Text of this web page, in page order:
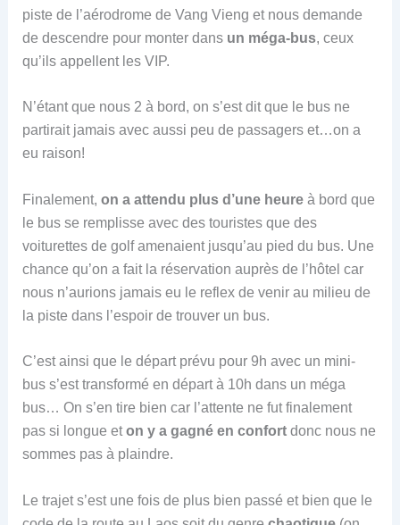
piste de l’aérodrome de Vang Vieng et nous demande
de descendre pour monter dans un méga-bus, ceux
qu’ils appellent les VIP.
N’étant que nous 2 à bord, on s’est dit que le bus ne
partirait jamais avec aussi peu de passagers et…on a
eu raison!
Finalement, on a attendu plus d’une heureà bord que
le bus se remplisse avec des touristes que des
voiturettes de golf amenaient jusqu’au pied du bus. Une
chance qu’on a fait la réservation auprès de l’hôtel car
nous n’aurions jamais eu le reflex de venir au milieu de
la piste dans l’espoir de trouver un bus.
C’est ainsi que le départ prévu pour 9h avec un mini-
bus s’est transformé en départ à 10h dans un méga
bus… On s’en tire bien car l’attente ne fut finalement
pas si longue eton y a gagné en confortdonc nous ne
sommes pas à plaindre.
Le trajet s’est une fois de plus bien passé et bien que le